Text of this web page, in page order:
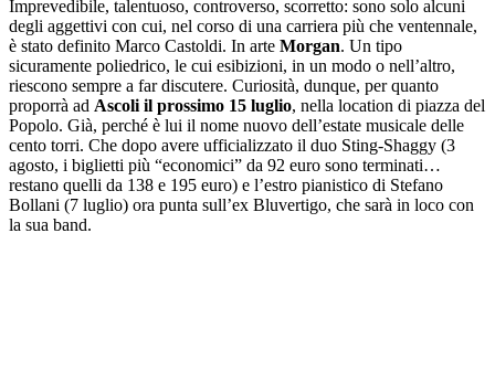
Imprevedibile, talentuoso, controverso, scorretto: sono solo alcuni
degli aggettivi con cui, nel corso di una carriera più che ventennale,
è stato definito Marco Castoldi. In arte Morgan. Un tipo
sicuramente poliedrico, le cui esibizioni, in un modo o nell’altro,
riescono sempre a far discutere. Curiosità, dunque, per quanto
proporrà ad Ascoli il prossimo 15 luglio, nella location di piazza del
Popolo. Già, perché è lui il nome nuovo dell’estate musicale delle
cento torri. Che dopo avere ufficializzato il duo Sting-Shaggy (3
agosto, i biglietti più “economici” da 92 euro sono terminati…
restano quelli da 138 e 195 euro) e l’estro pianistico di Stefano
Bollani (7 luglio) ora punta sull’ex Bluvertigo, che sarà in loco con
la sua band.